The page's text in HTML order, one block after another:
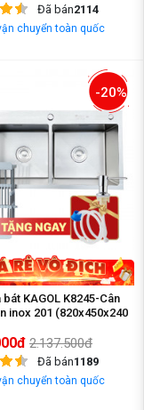
Đã bán2114
chuyển toàn quốc
-20%
bát KAGOL K8245-Cân
inox 201 (820x450x240
2.137.500đ
Đã bán1189
chuyển toàn quốc